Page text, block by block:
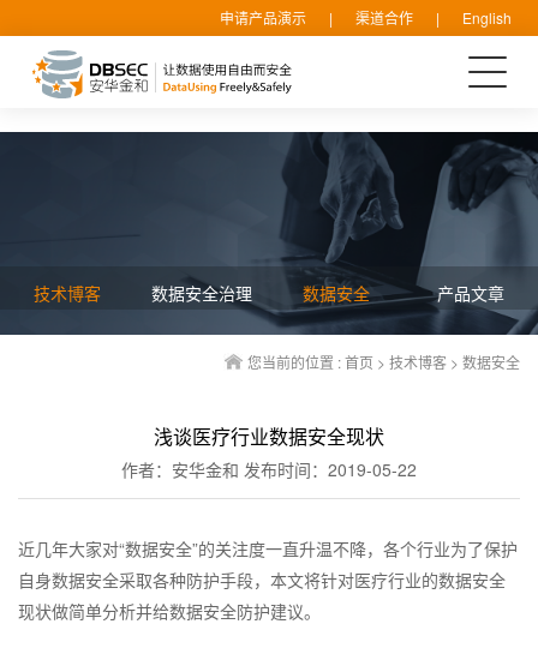
申请产品演示 | 渠道合作 | English
您当前的位置 :首页 > 技术博客 > 数据安全
技术博客 数据安全治理 数据安全 产品文章
浅谈医疗行业数据安全现状
作者：安华金和 发布时间：2019-05-22
近几年大家对“数据安全”的关注度一直升温不降，各个行业为了保护
自身数据安全采取各种防护手段，本文将针对医疗行业的数据安全
现状做简单分析并给数据安全防护建议。